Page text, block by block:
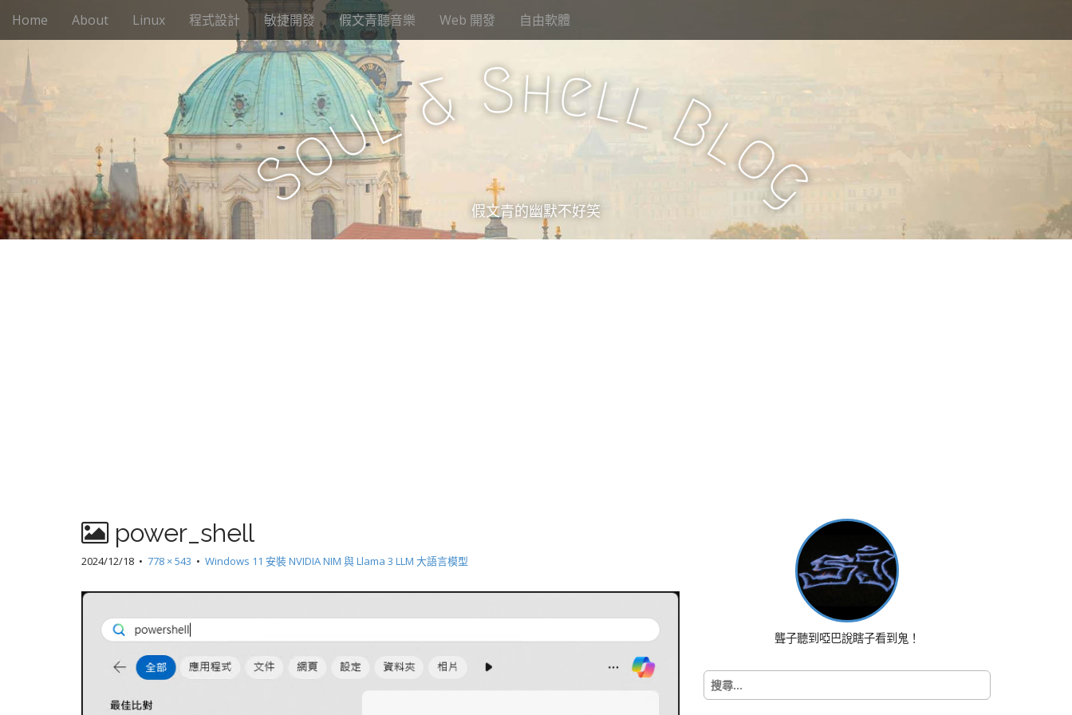
M
e
i
c
n
t
Home About Linux 程式設計 敏捷開發 假文青聽音樂 Web 開發 自由軟體
S
oul& Shell B
l
o
g
假文青的幽默不好笑
power_shell
2024/12/18 • 778 × 543 • Windows 11 安裝 NVIDIA NIM 與 Llama 3 LLM 大語言模型
聾子聽到啞巴說瞎子看到鬼！
搜
尋